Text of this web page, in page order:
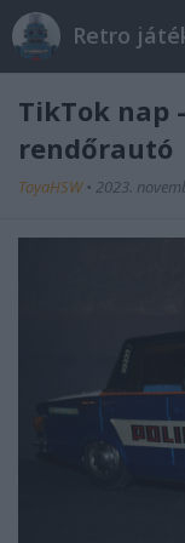
Retro
TikTok nap
rendőrautó
ToyaHSW • 2023.